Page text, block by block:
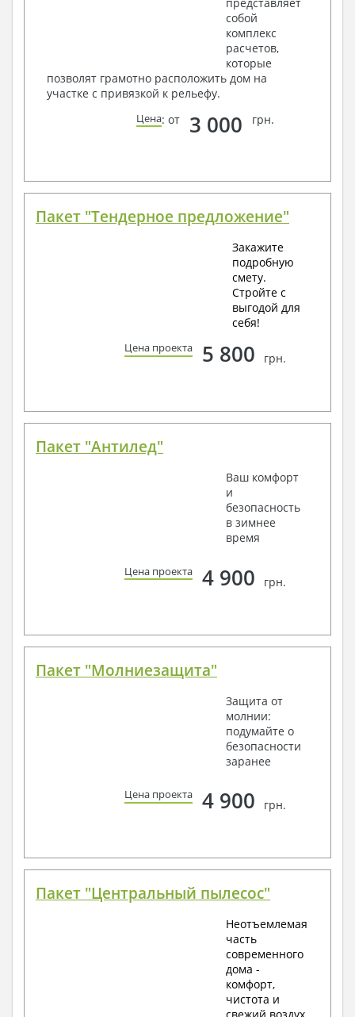
собой
комплекс
расчетов,
которые
позволят грамотно расположить дом на
участке с привязкой к рельефу.
Цена: от 3 000 грн.
Пакет "Тендерное предложение"
Закажите
подробную
смету.
Стройте с
выгодой для
себя!
Цена проекта 5 800 грн.
Пакет "Антилед"
Ваш комфорт
и
безопасность
в зимнее
время
Цена проекта 4 900 грн.
Пакет "Молниезащита"
Защита от
молнии:
подумайте о
безопасности
заранее
Цена проекта 4 900 грн.
Пакет "Центральный пылесос"
Неотъемлемая
часть
современного
дома -
комфорт,
чистота и